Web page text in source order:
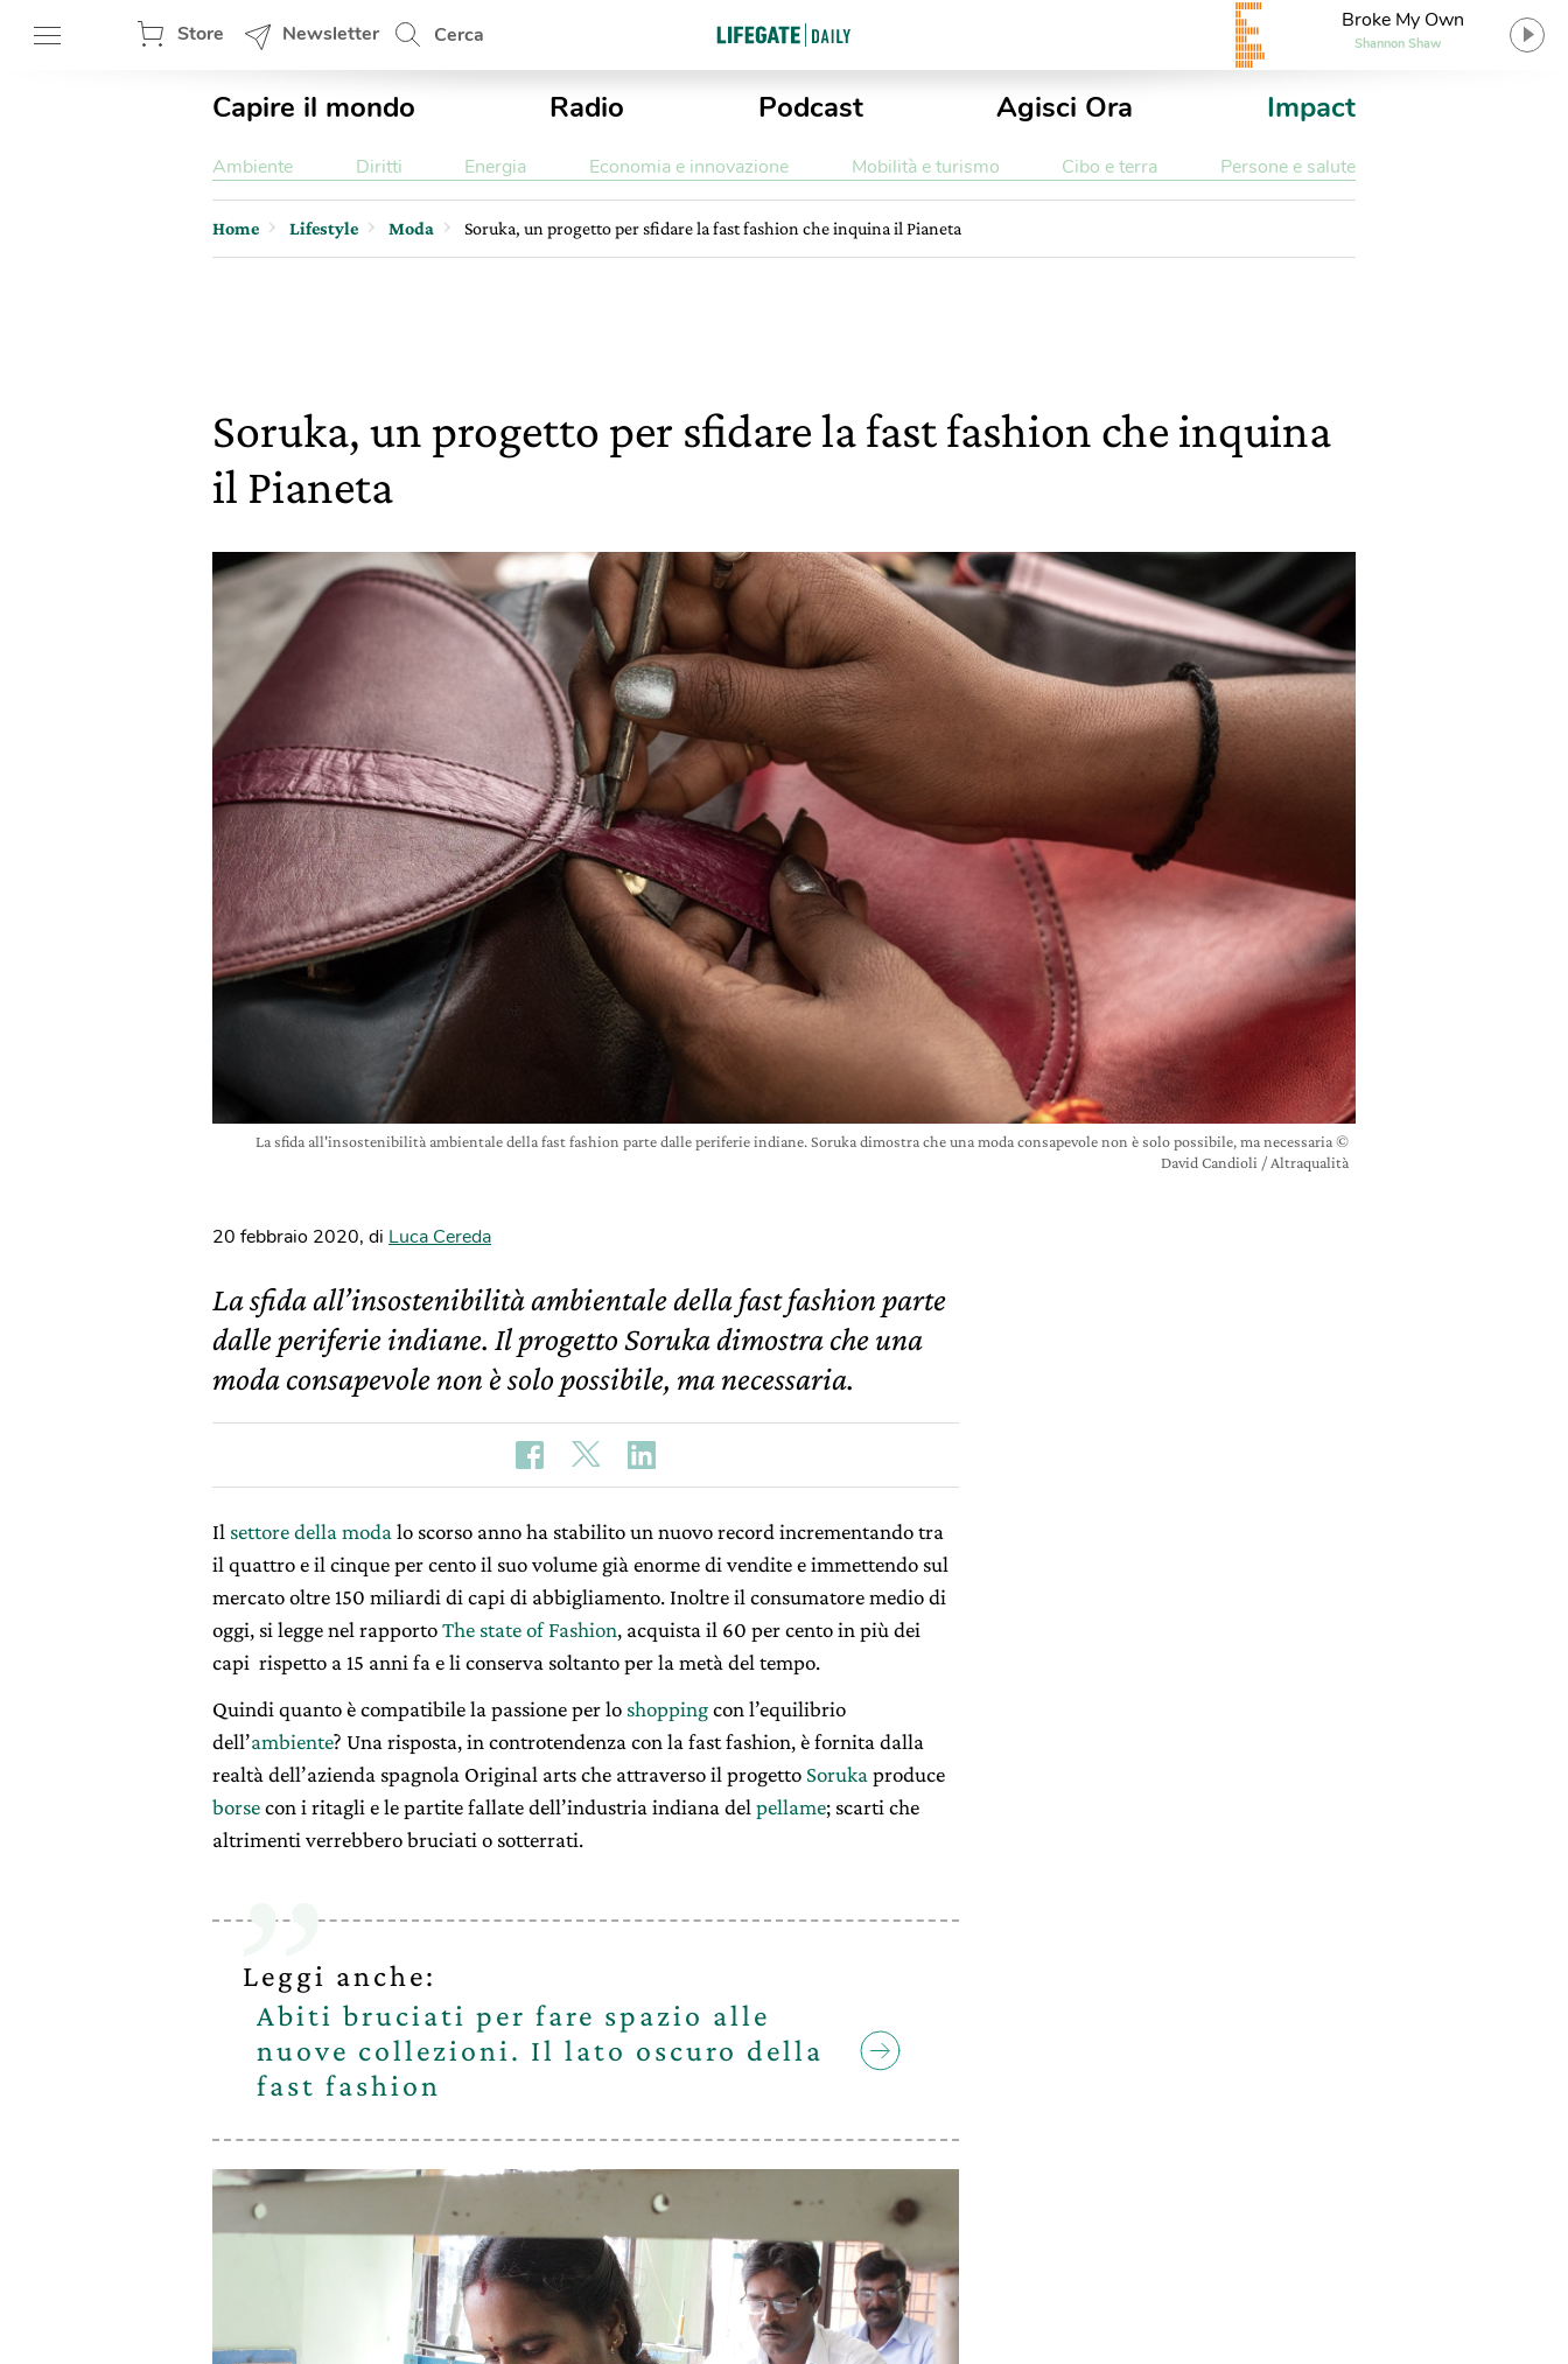
Store Newsletter Cerca
Broke My Own
Shannon Shaw
Capire il mondo Radio Podcast Agisci Ora Impact
Ambiente Diritti Energia Economia e innovazione Mobilità e turismo Cibo e terra Persone e salute
Home Lifestyle Moda Soruka, un progetto per sfidare la fast fashion che inquina il Pianeta
Soruka, un progetto per sfidare la fast fashion che inquina
il Pianeta
La sfida all'insostenibilità ambientale della fast fashion parte dalle periferie indiane. Soruka dimostra che una moda consapevole non è solo possibile, ma necessaria ©
David Candioli / Altraqualità
20 febbraio 2020, di Luca Cereda
La sfida all’insostenibilità ambientale della fast fashion parte
dalle periferie indiane. Il progetto Soruka dimostra che una
moda consapevole non è solo possibile, ma necessaria.
Il settore della moda lo scorso anno ha stabilito un nuovo record incrementando tra
il quattro e il cinque per cento il suo volume già enorme di vendite e immettendo sul
mercato oltre 150 miliardi di capi di abbigliamento. Inoltre il consumatore medio di
oggi, si legge nel rapportoThe state of Fashion, acquista il 60 per cento in più dei
capi rispetto a 15 anni fa e li conserva soltanto per la metà del tempo.
Quindi quanto è compatibile la passione per lo shoppingcon l’equilibrio
dell’ambiente? Una risposta, in controtendenza con la fast fashion, è fornita dalla
realtà dell’azienda spagnola Original arts che attraverso il progetto Soruka produce
borsecon i ritagli e le partite fallate dell’industria indiana del pellame; scarti che
altrimenti verrebbero bruciati o sotterrati.
Leggi anche:
Abiti bruciati per fare spazio alle
nuove collezioni. Il lato oscuro della
fast fashion